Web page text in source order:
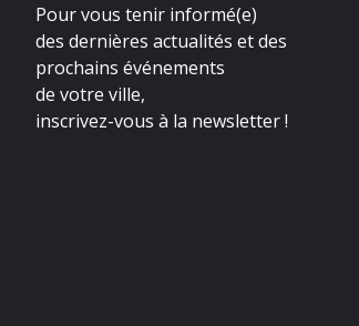
Pour vous tenir informé(e)
des dernières actualités et des
prochains événements
de votre ville,
inscrivez-vous à la newsletter !